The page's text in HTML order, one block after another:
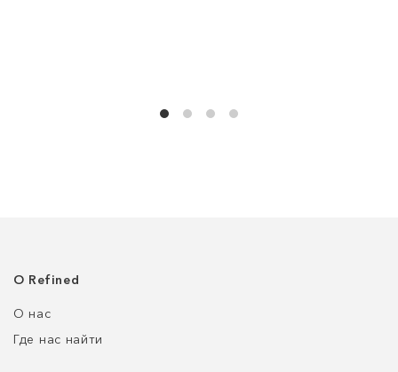
О Refined
О нас
Где нас найти